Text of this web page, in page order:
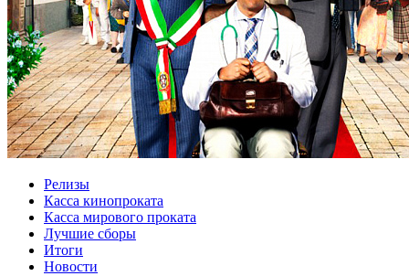
Релизы
Касса кинопроката
Касса мирового проката
Лучшие сборы
Итоги
Новости